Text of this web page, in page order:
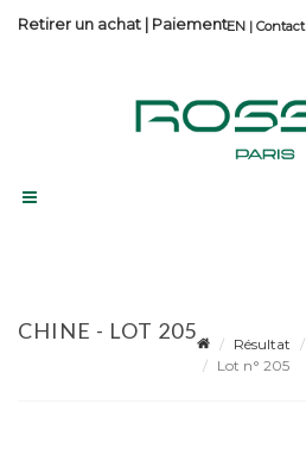
Contact
Retirer un achat | Paiement
CHINE - LOT 205
Résultat
Lot n° 205